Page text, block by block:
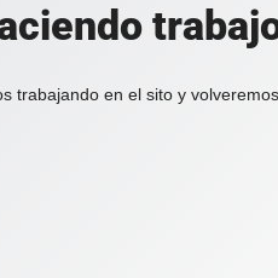
trabajando en el sito y